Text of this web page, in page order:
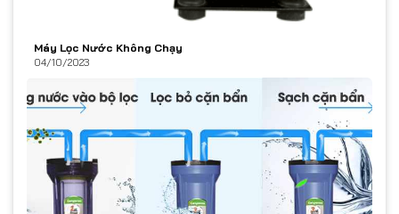
Máy Lọc Nước Không Chạy
04/10/2023